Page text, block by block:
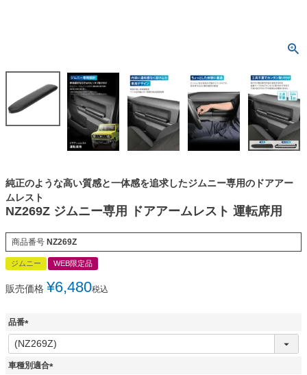
純正のような高い質感と一体感を追求したジムニー専用のドアアー
ムレスト
NZ269Z ジムニー専用 ドアアームレスト 運転席用
商品番号 NZ269Z
ジムニー WEB限定品
販売価格 ¥6,480税込
品番
(
必
須
車種別適合